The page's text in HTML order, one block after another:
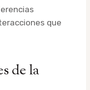
que
de la